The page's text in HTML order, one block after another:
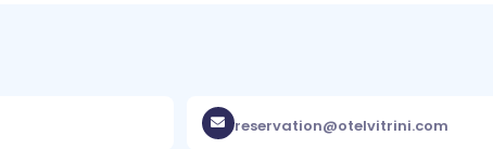
reservation@otelvitrini.com